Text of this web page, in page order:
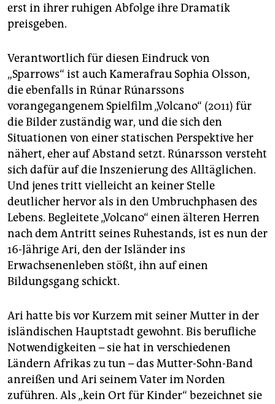
erst in ihrer ruhigen Abfolge ihre Dramatik
preisgeben.
Verantwortlich für diesen Eindruck von
„Sparrows“ ist auch Kamerafrau Sophia Olsson,
die ebenfalls in Rúnar Rúnarssons
vorangegangenem Spielfilm „Volcano“ (2011) für
die Bilder zuständig war, und die sich den
Situationen von einer statischen Perspektive her
nähert, eher auf Abstand setzt. Rúnarsson versteht
sich dafür auf die Inszenierung des Alltäglichen.
Und jenes tritt vielleicht an keiner Stelle
deutlicher hervor als in den Umbruchphasen des
Lebens. Begleitete „Volcano“ einen älteren Herren
nach dem Antritt seines Ruhestands, ist es nun der
16-Jährige Ari, den der Isländer ins
Erwachsenenleben stößt, ihn auf einen
Bildungsgang schickt.
Ari hatte bis vor Kurzem mit seiner Mutter in der
isländischen Hauptstadt gewohnt. Bis berufliche
Notwendigkeiten – sie hat in verschiedenen
Ländern Afrikas zu tun – das Mutter-Sohn-Band
anreißen und Ari seinem Vater im Norden
zuführen. Als „kein Ort für Kinder“ bezeichnet sie